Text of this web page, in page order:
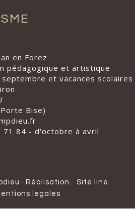
en Forez
pédagogique et artistique
et vacances scolaires
Bise)
71 84 - d'octobre à avril
· Réalisation
Site line
legales